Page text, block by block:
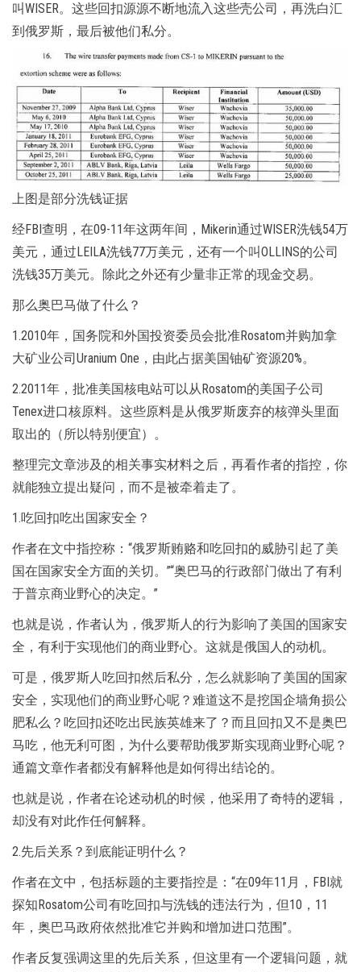
叫WISER。这些回扣源源不断地流入这些壳公司，再洗白汇
到俄罗斯，最后被他们私分。
上图是部分洗钱证据
经FBI查明，在09-11年这两年间，Mikerin通过WISER洗钱54万
美元，通过LEILA洗钱77万美元，还有一个叫OLLINS的公司
洗钱35万美元。除此之外还有少量非正常的现金交易。
那么奥巴马做了什么？
1.2010年，国务院和外国投资委员会批准Rosatom并购加拿
大矿业公司Uranium One，由此占据美国铀矿资源20%。
2.2011年，批准美国核电站可以从Rosatom的美国子公司
Tenex进口核原料。这些原料是从俄罗斯废弃的核弹头里面
取出的（所以特别便宜）。
整理完文章涉及的相关事实材料之后，再看作者的指控，你
就能独立提出疑问，而不是被牵着走了。
1.吃回扣吃出国家安全？
作者在文中指控称：“俄罗斯贿赂和吃回扣的威胁引起了美
国在国家安全方面的关切。”“奥巴马的行政部门做出了有利
于普京商业野心的决定。”
也就是说，作者认为，俄罗斯人的行为影响了美国的国家安
全，有利于实现他们的商业野心。这就是俄国人的动机。
可是，俄罗斯人吃回扣然后私分，怎么就影响了美国的国家
安全，实现他们的商业野心呢？难道这不是挖国企墙角损公
肥私么？吃回扣还吃出民族英雄来了？而且回扣又不是奥巴
马吃，他无利可图，为什么要帮助俄罗斯实现商业野心呢？
通篇文章作者都没有解释他是如何得出结论的。
也就是说，作者在论述动机的时候，他采用了奇特的逻辑，
却没有对此作任何解释。
2.先后关系？到底能证明什么？
作者在文中，包括标题的主要指控是：“在09年11月，FBI就
探知Rosatom公司有吃回扣与洗钱的违法行为，但10，11
年，奥巴马政府依然批准它并购和增加进口范围”。
作者反复强调这里的先后关系，但这里有一个逻辑问题，就